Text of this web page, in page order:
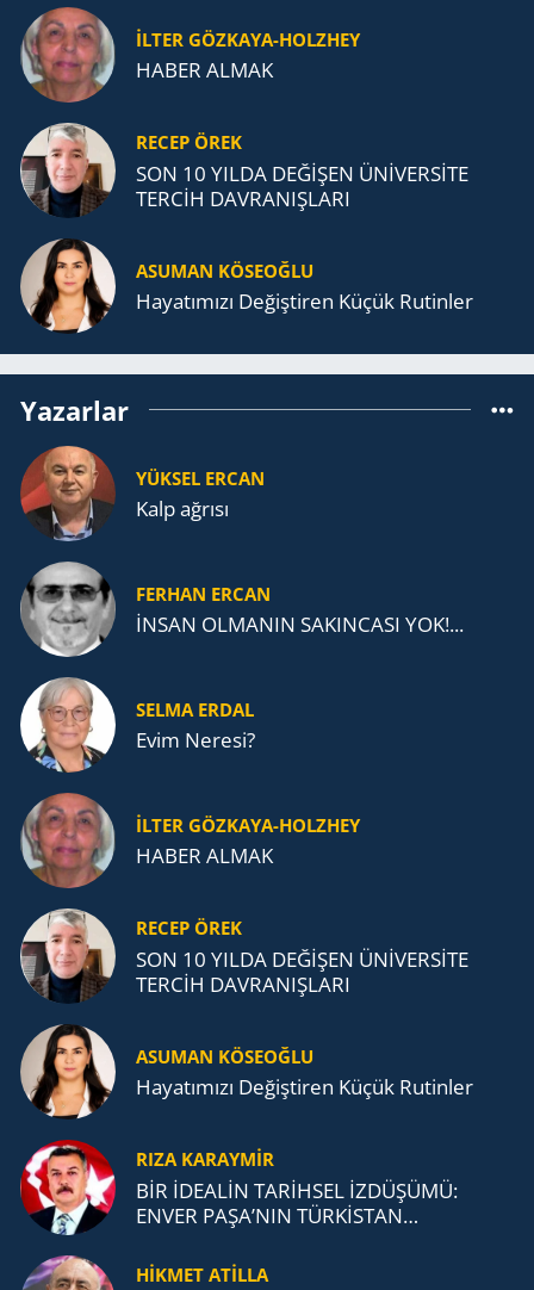
İLTER GÖZKAYA-HOLZHEY
HABER ALMAK
RECEP ÖREK
SON 10 YILDA DEĞİŞEN ÜNİVERSİTE
TERCİH DAVRANIŞLARI
ASUMAN KÖSEOĞLU
Ha­ya­tı­mı­zı De­ğiş­ti­ren Küçük Ru­tin­ler
Yazarlar
YÜKSEL ERCAN
Kalp ağrısı
FERHAN ERCAN
İNSAN OLMANIN SAKINCASI YOK!...
SELMA ERDAL
Evim Neresi?
İLTER GÖZKAYA-HOLZHEY
HABER ALMAK
RECEP ÖREK
SON 10 YILDA DEĞİŞEN ÜNİVERSİTE
TERCİH DAVRANIŞLARI
ASUMAN KÖSEOĞLU
Ha­ya­tı­mı­zı De­ğiş­ti­ren Küçük Ru­tin­ler
RIZA KARAYMIR
BİR İDEALİN TARİHSEL İZDÜŞÜMÜ:
ENVER PAŞA’NIN TÜRKİSTAN
TEŞKİLATI’NA UZANAN MİRASI
HİKMET ATİLLA